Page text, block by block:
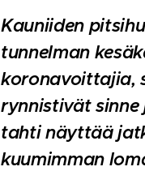
Kauniiden
tunnelman
koronavoittajia,
rynnistivät sinne
tahti näyttää
kuumimman